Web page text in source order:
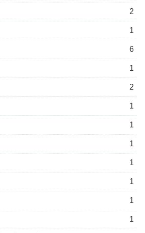
2
1
6
1
2
1
1
1
1
1
1
1